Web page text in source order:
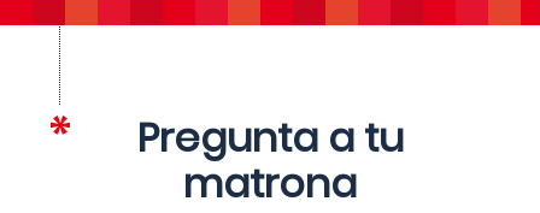
Pregunta a tu
matrona